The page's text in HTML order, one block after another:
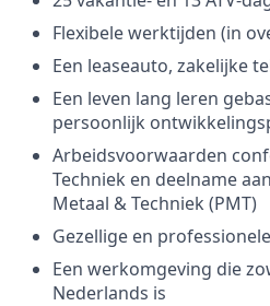
Flexibele werktijden (in
Een leaseauto, zakelijke
Een leven lang leren
persoonlijk
Arbeidsvoorwaarden
Techniek en deelname
Metaal & Techniek (PMT)
Gezellige en
Een werkomgeving die
Nederlands is